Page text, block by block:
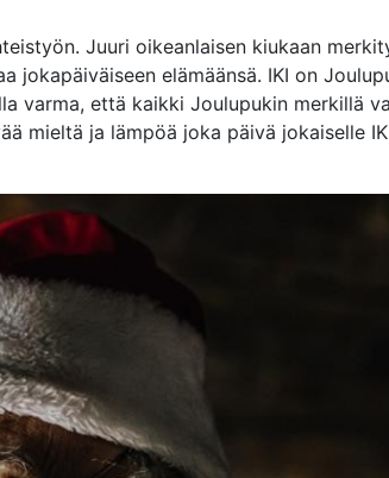
Juuri oikeanlaisen kiukaan
jokapäiväiseen elämäänsä. IKI on
varma, että kaikki Joulupukin merkillä
mieltä ja lämpöä joka päivä jokaiselle